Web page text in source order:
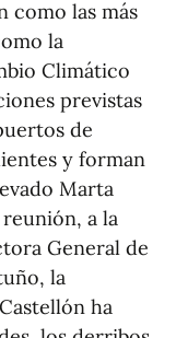
como las más
la
Climático
previstas
de
y forman
Marta
a la
General de
la
ha